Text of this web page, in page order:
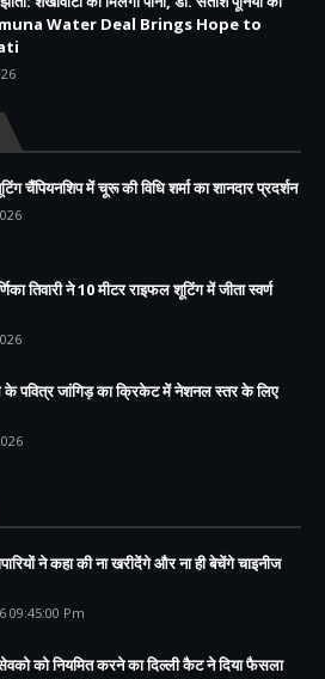
Water Deal Brings Hope to
चैंपियनशिप में चूरू की विधि शर्मा का शानदार प्रदर्शन
तिवारी ने 10 मीटर राइफल शूटिंग में जीता स्वर्ण
पवित्र जांगिड़ का क्रिकेट में नेशनल स्तर के लिए
ने कहा की ना खरीदेंगे और ना ही बेचेंगे चाइनीज
09:45:00 Pm
को नियमित करने का दिल्ली कैट ने दिया फैसला